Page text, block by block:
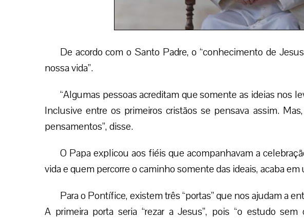
De acordo com o Santo Padre, o “conhecimento de
nossa vida”.
“Algumas pessoas acreditam que somente as ideias nos
Inclusive entre os primeiros cristãos se pensava assim.
pensamentos”, disse.
O Papa explicou aos fiéis que acompanhavam a
vida e quem percorre o caminho somente das ideais, acaba em
Para o Pontífice, existem três “portas” que nos ajudam a
A primeira porta seria “rezar a Jesus”, pois “o estudo sem